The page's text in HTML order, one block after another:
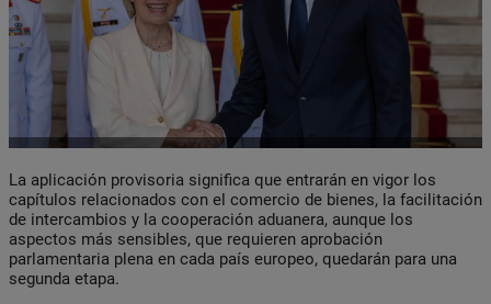
La aplicación provisoria significa que entrarán en vigor los
capítulos relacionados con el comercio de bienes, la facilitación
de intercambios y la cooperación aduanera, aunque los
aspectos más sensibles, que requieren aprobación
parlamentaria plena en cada país europeo, quedarán para una
segunda etapa.